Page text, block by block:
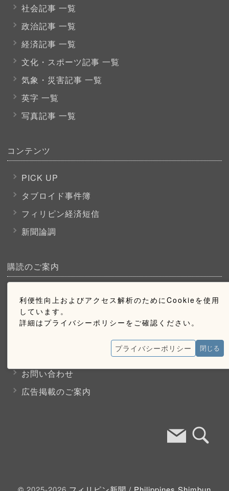
利便性向上およびアクセス解析のためにCookieを使用
しています。
詳細はプライバシーポリシーをご確認ください。
プライバシーポリシー 閉じる
社会記事 一覧
政治記事 一覧
経済記事 一覧
文化・スポーツ記事 一覧
気象・災害記事 一覧
英字 一覧
写真記事 一覧
コンテンツ
PICK UP
タブロイド事件簿
フィリピン経済短信
新聞論調
購読のご案内
お問い合わせ
お問い合わせ
広告掲載のご案内